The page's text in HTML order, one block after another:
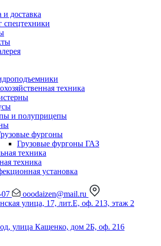
и доставка
спецтехники
техника
и полуприцепы
фургоны
Грузовые фургоны ГАЗ
техника
техника
установка
07
ooodaizen@mail.ru
улица, 17, лит.Е, оф. 213, этаж 2
улица Кащенко, дом 2Б, оф. 216